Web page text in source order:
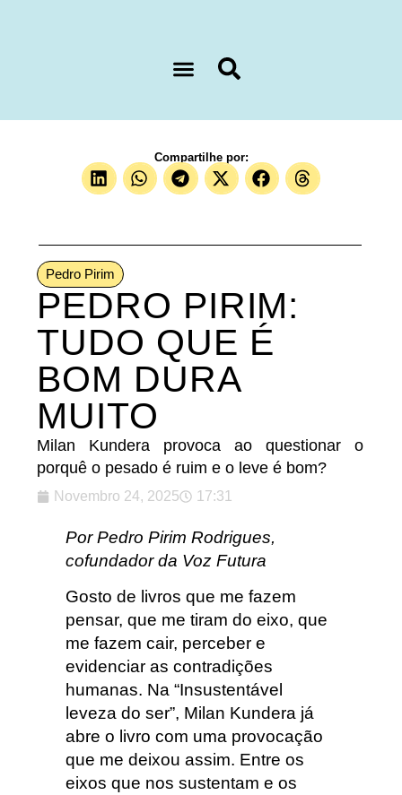
Compartilhe por:
Pedro Pirim
PEDRO PIRIM:
TUDO QUE É
BOM DURA
MUITO
Milan Kundera provoca ao questionar o
porquê o pesado é ruim e o leve é bom?
Novembro 24, 2025 17:31
Por Pedro Pirim Rodrigues,
cofundador da Voz Futura
Gosto de livros que me fazem
pensar, que me tiram do eixo, que
me fazem cair, perceber e
evidenciar as contradições
humanas. Na “Insustentável
leveza do ser”, Milan Kundera já
abre o livro com uma provocação
que me deixou assim. Entre os
eixos que nos sustentam e os